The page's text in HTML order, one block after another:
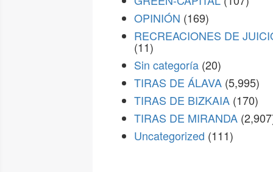
OPINIÓN (169)
RECREACIONES DE
(11)
Sin categoría (20)
TIRAS DE ÁLAVA (5,995)
TIRAS DE BIZKAIA (170)
TIRAS DE MIRANDA
Uncategorized (111)